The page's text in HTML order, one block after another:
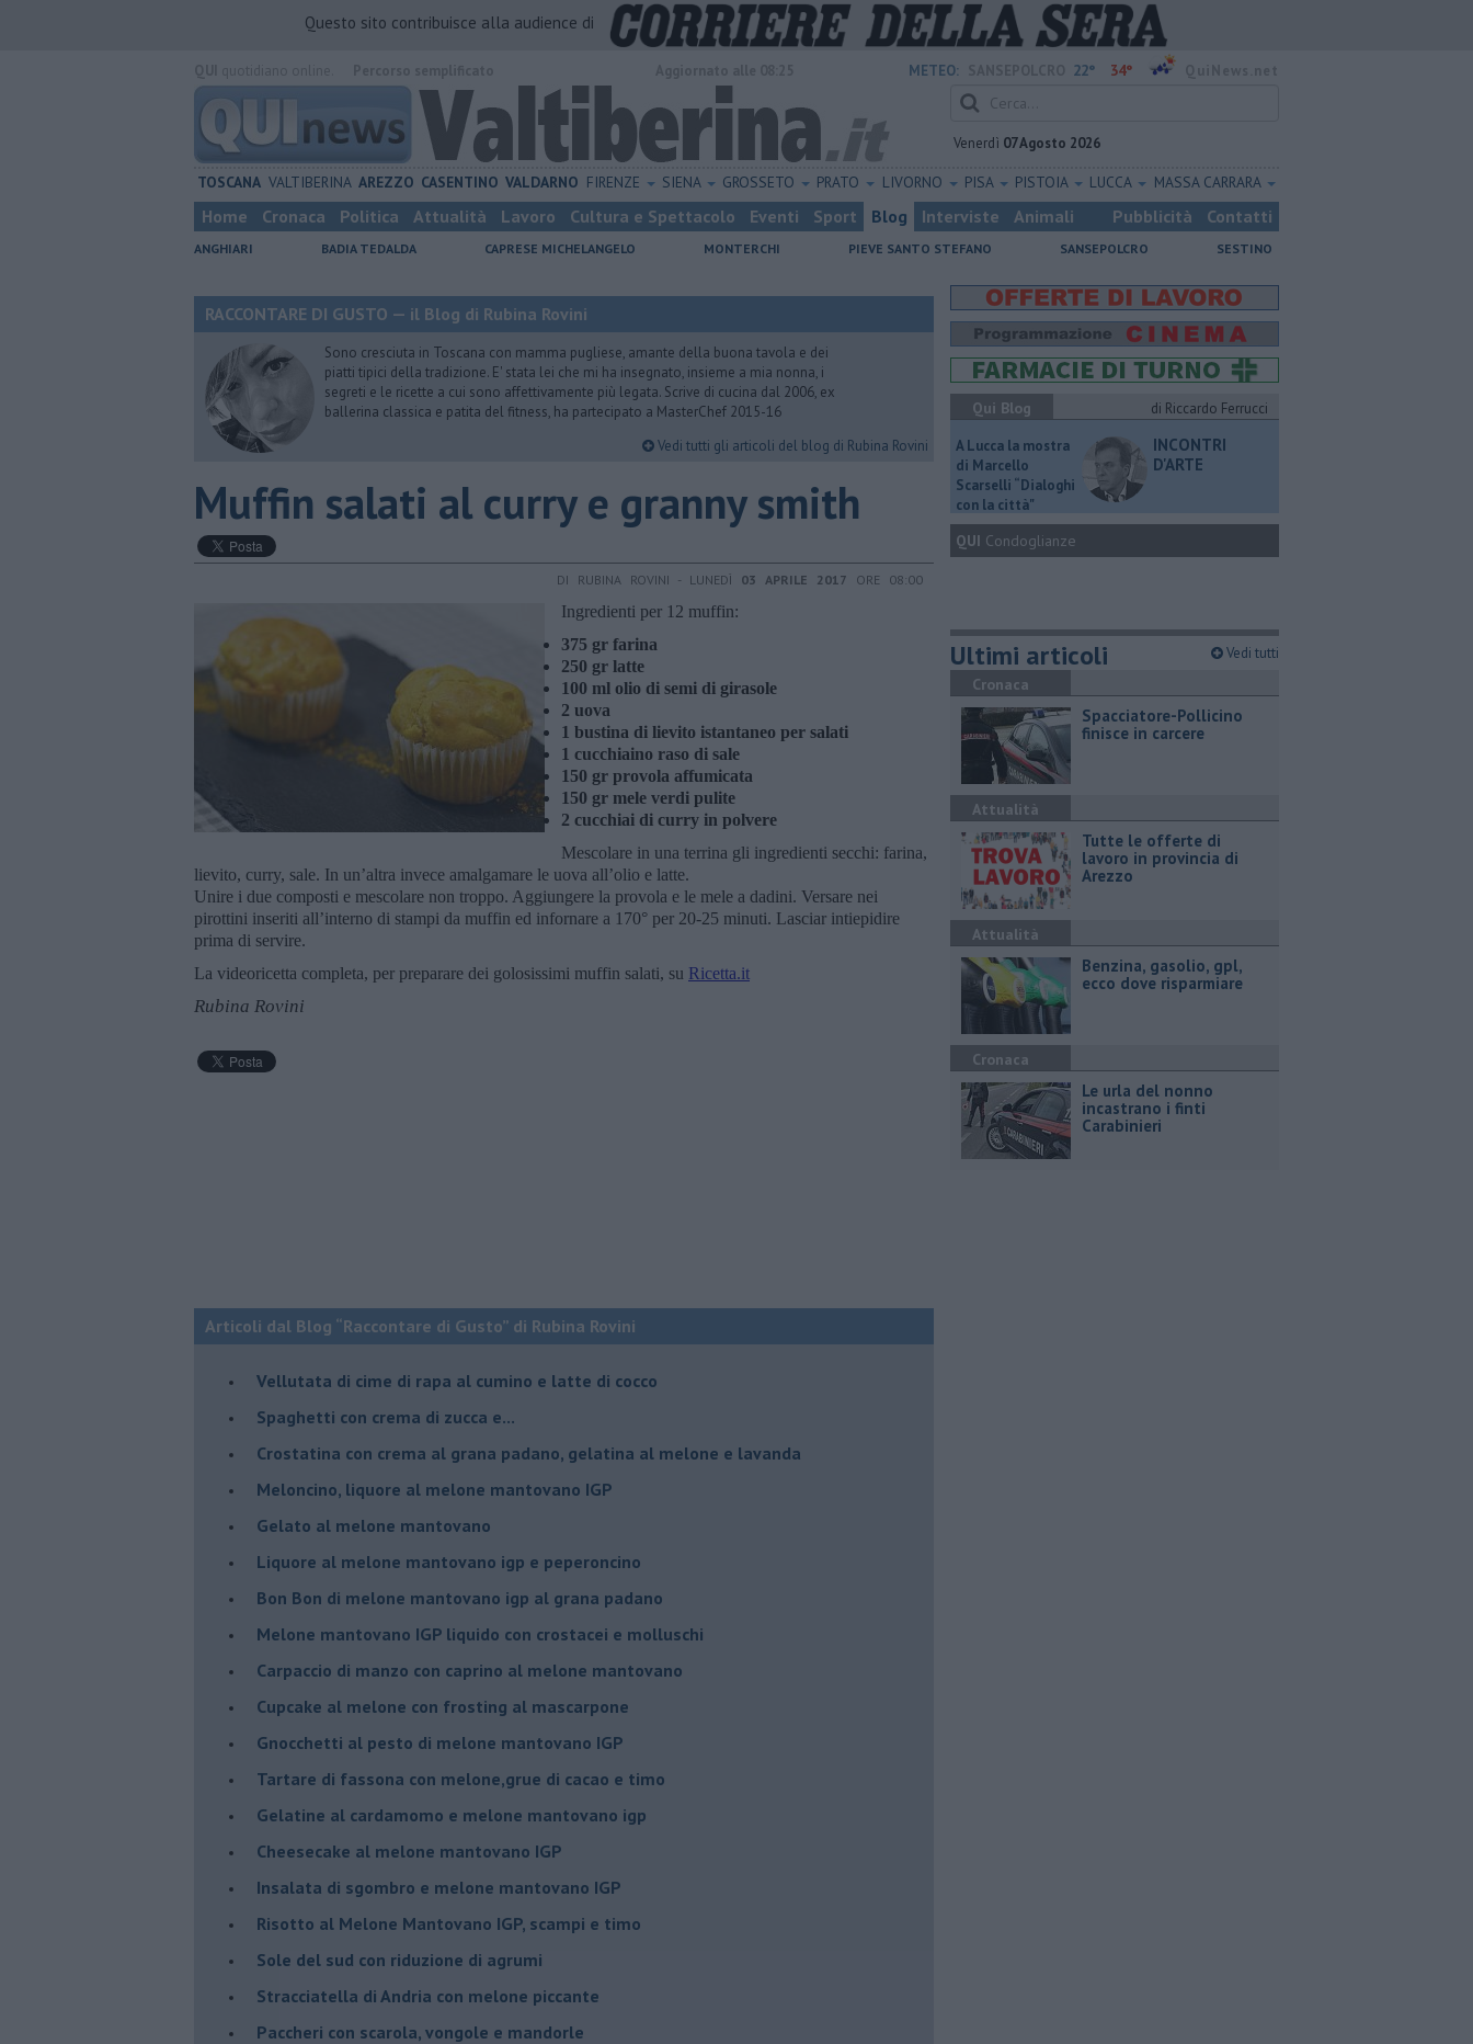
Questo sito contribuisce alla audience di
METEO: 22° 34°
Venerdì 07 Agosto 2026
TOSCANA VALTIBERINA AREZZO CASENTINO VALDARNO FIRENZE SIENA GROSSETO PRATO LIVORNO PISA PISTOIA LUCCA MASSA CARRARA
Home Cronaca Politica Attualità Lavoro Cultura e Spettacolo Eventi Sport Blog Interviste Animali Pubblicità Contatti
ANGHIARI BADIA TEDALDA CAPRESE MICHELANGELO MONTERCHI PIEVE SANTO STEFANO SANSEPOLCRO SESTINO
RACCONTARE DI GUSTO — il Blog di Rubina Rovini
Sono cresciuta in Toscana con mamma pugliese, amante della buona tavola e dei
piatti tipici della tradizione. E' stata lei che mi ha insegnato, insieme a mia nonna, i
segreti e le ricette a cui sono affettivamente più legata. Scrive di cucina dal 2006, ex
ballerina classica e patita del fitness, ha partecipato a MasterChef 2015-16
Vedi tutti gli articoli del blog di Rubina Rovini
Muffin salati al curry e granny smith
DI RUBINA ROVINI - LUNEDÌ 03 APRILE 2017 ORE 08:00
Ingredienti per 12 muffin:
375 gr farina
250 gr latte
100 ml olio di semi di girasole
2 uova
1 bustina di lievito istantaneo per salati
1 cucchiaino raso di sale
150 gr provola affumicata
150 gr mele verdi pulite
2 cucchiai di curry in polvere
Mescolare in una terrina gli ingredienti secchi: farina,
lievito, curry, sale. In un’altra invece amalgamare le uova all’olio e latte.
Unire i due composti e mescolare non troppo. Aggiungere la provola e le mele a dadini. Versare nei
pirottini inseriti all’interno di stampi da muffin ed infornare a 170° per 20-25 minuti. Lasciar intiepidire
prima di servire.
La videoricetta completa, per preparare dei golosissimi muffin salati, su Ricetta.it
Rubina Rovini
Articoli dal Blog “Raccontare di Gusto” di Rubina Rovini
Vellutata di cime di rapa al cumino e latte di cocco
Spaghetti con crema di zucca e...
Crostatina con crema al grana padano, gelatina al melone e lavanda
Meloncino, liquore al melone mantovano IGP
Gelato al melone mantovano
Liquore al melone mantovano igp e peperoncino
Bon Bon di melone mantovano igp al grana padano
Melone mantovano IGP liquido con crostacei e molluschi
Carpaccio di manzo con caprino al melone mantovano
Cupcake al melone con frosting al mascarpone
Gnocchetti al pesto di melone mantovano IGP
Tartare di fassona con melone,grue di cacao e timo
Gelatine al cardamomo e melone mantovano igp
Cheesecake al melone mantovano IGP
Insalata di sgombro e melone mantovano IGP
Risotto al Melone Mantovano IGP, scampi e timo
Sole del sud con riduzione di agrumi
Stracciatella di Andria con melone piccante
Paccheri con scarola, vongole e mandorle
Qui Blog
di Riccardo Ferrucci
A Lucca la mostra
di Marcello
Scarselli “Dialoghi
con la città"
INCONTRI
D'ARTE
QUI Condoglianze
Ultimi articoli Vedi tutti
Cronaca
Spacciatore-Pollicino
finisce in carcere
Attualità
​Tutte le offerte di
lavoro in provincia di
Arezzo
Attualità
​Benzina, gasolio, gpl,
ecco dove risparmiare
Cronaca
Le urla del nonno
incastrano i finti
Carabinieri